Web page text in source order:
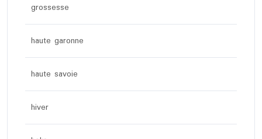
grossesse
haute garonne
haute savoie
hiver